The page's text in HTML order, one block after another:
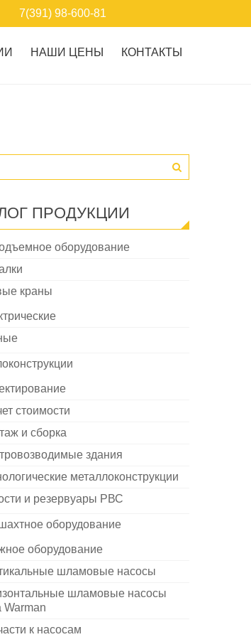
7(391) 98-600-81
НАШИ ЦЕНЫ КОНТАКТЫ
ПРОДУКЦИИ
оборудование
краны
стоимости
и сборка
здания
металлоконструкции
и резервуары РВС
оборудование
оборудование
шламовые насосы
шламовые насосы
Warman
к насосам